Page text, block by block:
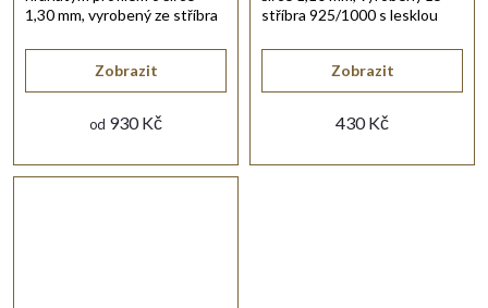
od 930 Kč
Zobrazit
1,30 mm, vyrobený ze stříbra
rhodiovanou povrchovou
430 Kč
Zobrazit
stříbra 925/1000 s lesklou
úpravou.